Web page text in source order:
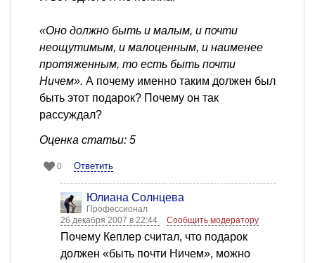
«Оно должно быть и малым, и почти
неощутимым, и малоценным, и наименее
протяженным, то есть быть почти
Ничем». А почему именно таким должен был
быть этот подарок? Почему он так
рассуждал?
Оценка статьи: 5
0 Ответить
Юлиана Солнцева
Профессионал
26 декабря 2007 в 22:44
Сообщить модератору
Почему Кеплер считал, что подарок
должен «быть почти Ничем», можно